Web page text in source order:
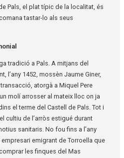
Pals, el plat típic de la localitat, és
tastar-lo als seus
tradició a Pals. A mitjans del
l’any 1452, mossèn Jaume Giner,
atorgà a Miquel Pere
molí arrosser al mateix lloc on ja
el terme del Castell de Pals. Tot i
cultiu de l’arròs estigué durant
sanitaris. No fou fins a l’any
empresari emigrant de Torroella que
les finques del Mas